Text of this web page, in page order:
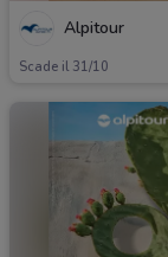
Alpitour
Scade il 31/10